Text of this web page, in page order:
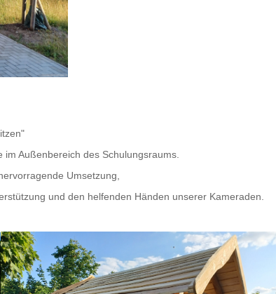
Außenbereich des Schulungsraums.
Umsetzung,
und den helfenden Händen unserer Kameraden.